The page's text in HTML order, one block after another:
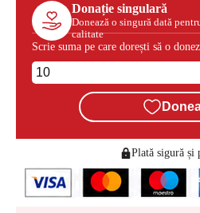
Donație singulară
Donează o singură dată
calitate
Scrie suma pe care dorești să o
Plată sigură și